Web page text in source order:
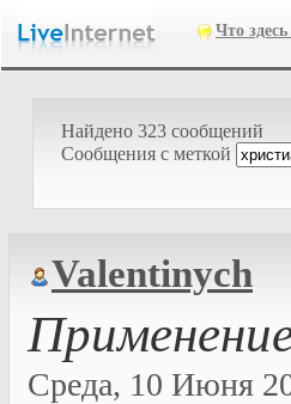
Что здесь
Найдено 323 сообщений
Cообщения с меткой
Valentinych
Среда, 10 Июня